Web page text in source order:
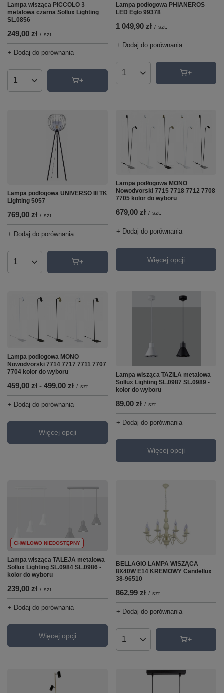
Lampa wisząca PICCOLO 3
metalowa czarna Sollux Lighting
SL.0856
249,00 zł / szt.
+ Dodaj do porównania
Ilość produktów
Lampa podłogowa PHIANEROS
LED Eglo 99378
1 049,90 zł / szt.
+ Dodaj do porównania
Ilość produktów
Lampa podłogowa UNIVERSO III TK
Lighting 5057
769,00 zł / szt.
+ Dodaj do porównania
Ilość produktów
Lampa podłogowa MONO
Nowodvorski 7715 7718 7712 7708
7705 kolor do wyboru
679,00 zł / szt.
+ Dodaj do porównania
Więcej opcji
Lampa podłogowa MONO
Nowodvorski 7714 7717 7711 7707
7704 kolor do wyboru
od
459,00 zł - do
499,00 zł / szt.
+ Dodaj do porównania
Więcej opcji
Lampa wisząca TAZILA metalowa
Sollux Lighting SL.0987 SL.0989 -
kolor do wyboru
89,00 zł / szt.
+ Dodaj do porównania
Więcej opcji
CHWILOWO NIEDOSTĘPNY
Lampa wisząca TALEJA metalowa
Sollux Lighting SL.0984 SL.0986 -
kolor do wyboru
239,00 zł / szt.
+ Dodaj do porównania
Więcej opcji
BELLAGIO LAMPA WISZĄCA
8X40W E14 KREMOWY Candellux
38-96510
862,99 zł / szt.
+ Dodaj do porównania
Ilość produktów